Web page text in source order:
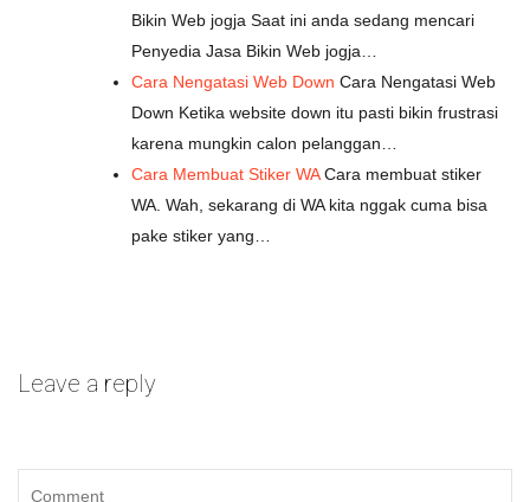
Bikin Web jogja Saat ini anda sedang mencari
Penyedia Jasa Bikin Web jogja…
Cara Nengatasi Web Down Cara Nengatasi Web
Down Ketika website down itu pasti bikin frustrasi
karena mungkin calon pelanggan…
Cara Membuat Stiker WACara membuat stiker
WA. Wah, sekarang di WA kita nggak cuma bisa
pake stiker yang…
Leave a reply